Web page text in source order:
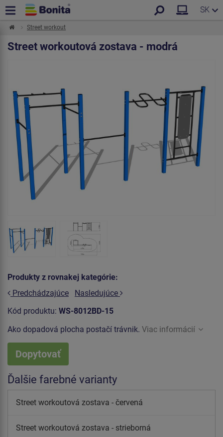
SK
Street workout
Street workoutová zostava - modrá
Produkty z rovnakej kategórie:
Predchádzajúce
Nasledujúce
Kód produktu: WS-8012BD-15
Ako dopadová plocha postačí trávnik. Viac informácií
Dopytovať
Ďalšie farebné varianty
Street workoutová zostava - červená
Street workoutová zostava - strieborná